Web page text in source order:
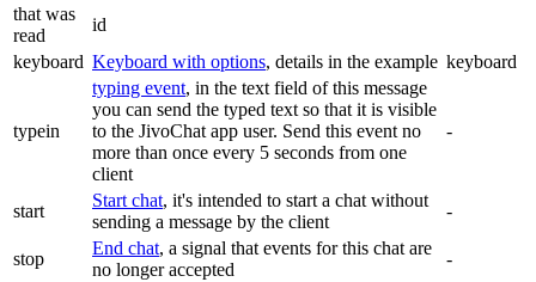
that was
read
id
keyboard Keyboard with options, details in the example keyboard
typein
typing event, in the text field of this message
you can send the typed text so that it is visible
to the JivoChat app user. Send this event no
more than once every 5 seconds from one
client
-
start
Start chat, it's intended to start a chat without
sending a message by the client
-
stop
End chat, a signal that events for this chat are
no longer accepted
-